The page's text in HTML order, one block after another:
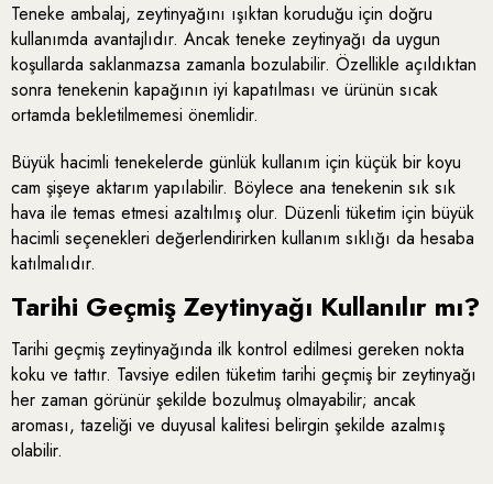
Teneke ambalaj, zeytinyağını ışıktan koruduğu için doğru
kullanımda avantajlıdır. Ancak teneke zeytinyağı da uygun
koşullarda saklanmazsa zamanla bozulabilir. Özellikle açıldıktan
sonra tenekenin kapağının iyi kapatılması ve ürünün sıcak
ortamda bekletilmemesi önemlidir.
Büyük hacimli tenekelerde günlük kullanım için küçük bir koyu
cam şişeye aktarım yapılabilir. Böylece ana tenekenin sık sık
hava ile temas etmesi azaltılmış olur. Düzenli tüketim için büyük
hacimli seçenekleri değerlendirirken kullanım sıklığı da hesaba
katılmalıdır.
Tarihi Geçmiş Zeytinyağı Kullanılır mı?
Tarihi geçmiş zeytinyağında ilk kontrol edilmesi gereken nokta
koku ve tattır. Tavsiye edilen tüketim tarihi geçmiş bir zeytinyağı
her zaman görünür şekilde bozulmuş olmayabilir; ancak
aroması, tazeliği ve duyusal kalitesi belirgin şekilde azalmış
olabilir.